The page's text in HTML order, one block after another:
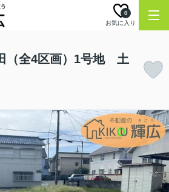
お気に入り
0
（全4区画）1号地 土